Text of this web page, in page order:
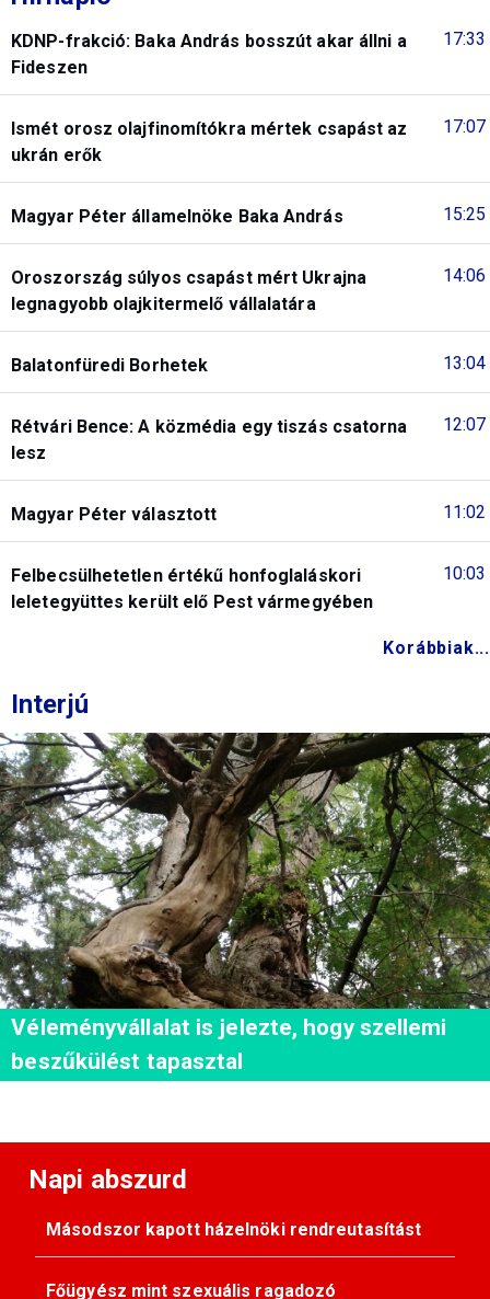
17:33
KDNP-frakció: Baka András bosszút akar állni a
Fideszen
17:07
Ismét orosz olajfinomítókra mértek csapást az
ukrán erők
15:25
Magyar Péter államelnöke Baka András
14:06
Oroszország súlyos csapást mért Ukrajna
legnagyobb olajkitermelő vállalatára
13:04
Balatonfüredi Borhetek
12:07
Rétvári Bence: A közmédia egy tiszás csatorna
lesz
11:02
Magyar Péter választott
10:03
Felbecsülhetetlen értékű honfoglaláskori
leletegyüttes került elő Pest vármegyében
Korábbiak...
Interjú
Véleményvállalat is jelezte, hogy szellemi
beszűkülést tapasztal
Napi abszurd
Másodszor kapott házelnöki rendreutasítást
Főügyész mint szexuális ragadozó